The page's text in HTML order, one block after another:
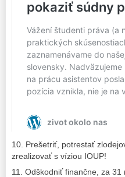
10. Prešetriť, potrestať
zrealizovať s víziou IOUP!
11. Odškodniť finančne, za